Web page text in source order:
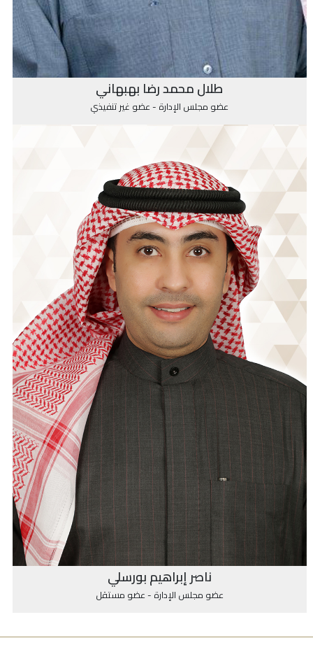
طلال محمد رضا بهبهاني
عضو مجلس الإدارة - عضو غير تنفيذي
ناصر إبراهيم بورسلي
عضو مجلس الإدارة - عضو مستقل